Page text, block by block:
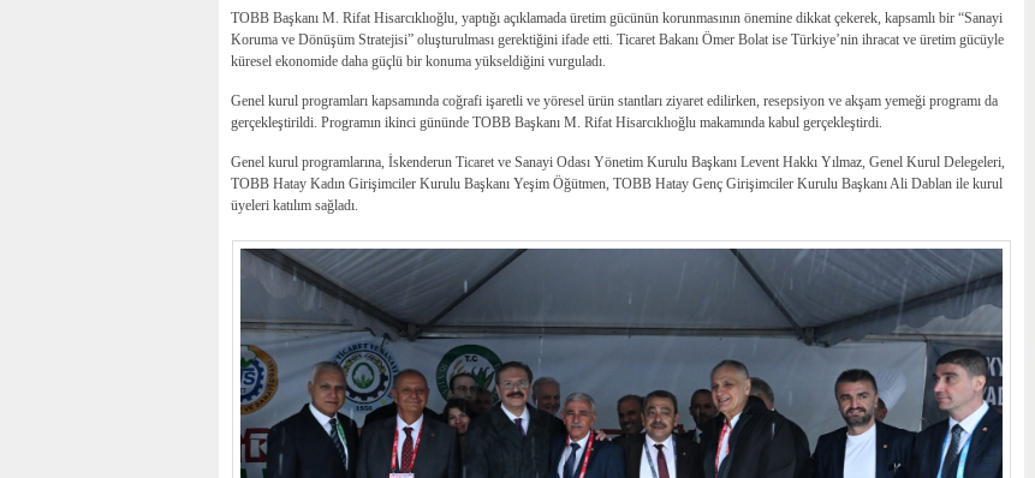
TOBB Başkanı M. Rifat Hisarcıklıoğlu, yaptığı açıklamada üretim gücünün korunmasının önemine dikkat çekerek, kapsamlı bir “Sanayi
Koruma ve Dönüşüm Stratejisi” oluşturulması gerektiğini ifade etti. Ticaret Bakanı Ömer Bolat ise Türkiye’nin ihracat ve üretim gücüyle
küresel ekonomide daha güçlü bir konuma yükseldiğini vurguladı.
Genel kurul programları kapsamında coğrafi işaretli ve yöresel ürün stantları ziyaret edilirken, resepsiyon ve akşam yemeği programı da
gerçekleştirildi. Programın ikinci gününde TOBB Başkanı M. Rifat Hisarcıklıoğlu makamında kabul gerçekleştirdi.
Genel kurul programlarına, İskenderun Ticaret ve Sanayi Odası Yönetim Kurulu Başkanı Levent Hakkı Yılmaz, Genel Kurul Delegeleri,
TOBB Hatay Kadın Girişimciler Kurulu Başkanı Yeşim Öğütmen, TOBB Hatay Genç Girişimciler Kurulu Başkanı Ali Dablan ile kurul
üyeleri katılım sağladı.